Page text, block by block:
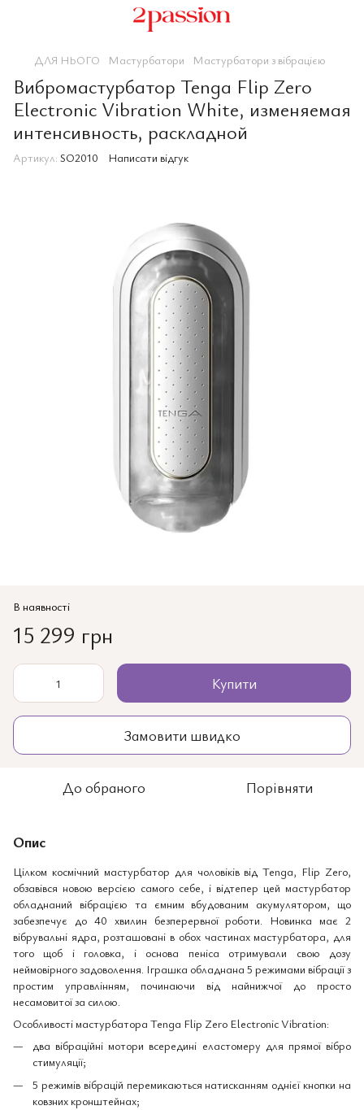
ДЛЯ НЬОГО Мастурбатори Мастурбатори з вібрацією
Вибромастурбатор Tenga Flip Zero
Electronic Vibration White, изменяемая
интенсивность, раскладной
Артикул: SO2010 Написати відгук
В наявності
15 299 грн
Купити
Замовити швидко
До обраного Порівняти
Опис
Цілком космічний мастурбатор для чоловіків від Tenga, Flip Zero,
обзавівся новою версією самого себе, і відтепер цей мастурбатор
обладнаний вібрацією та ємним вбудованим акумулятором, що
забезпечує до 40 хвилин безперервної роботи. Новинка має 2
вібрувальні ядра, розташовані в обох частинах мастурбатора, для
того щоб і головка, і основа пеніса отримували свою дозу
неймовірного задоволення. Іграшка обладнана 5 режимами вібрації з
простим управлінням, починаючи від найнижчої до просто
несамовитої за силою.
Особливості мастурбатора Tenga Flip Zero Electronic Vibration:
два вібраційні мотори всередині еластомеру для прямої вібро
стимуляції;
5 режимів вібрацій перемикаються натисканням однієї кнопки на
ковзних кронштейнах;